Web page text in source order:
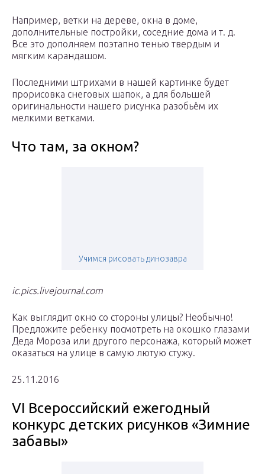
Например, ветки на дереве, окна в доме,
дополнительные постройки, соседние дома и т. д.
Все это дополняем поэтапно тенью твердым и
мягким карандашом.
Последними штрихами в нашей картинке будет
прорисовка снеговых шапок, а для большей
оригинальности нашего рисунка разобьём их
мелкими ветками.
Что там, за окном?
Учимся рисовать динозавра
ic.pics.livejournal.com
Как выглядит окно со стороны улицы? Необычно!
Предложите ребенку посмотреть на окошко глазами
Деда Мороза или другого персонажа, который может
оказаться на улице в самую лютую стужу.
25.11.2016
VI Всероссийский ежегодный
конкурс детских рисунков «Зимние
забавы»